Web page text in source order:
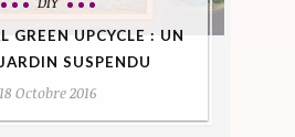
GREEN UPCYCLE : UN
SUSPENDU
18 Octobre 2016